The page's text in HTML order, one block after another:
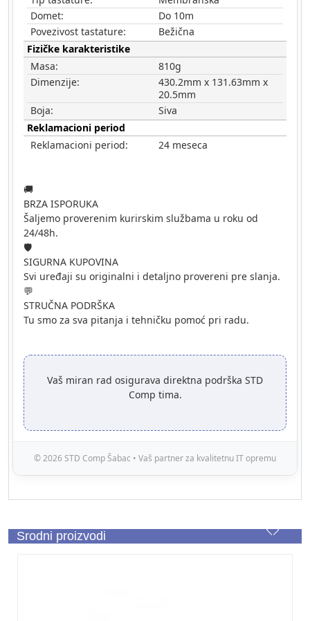
Domet:
Do 10m
Povezivost tastature:
Bežična
Fizičke karakteristike
Masa:
810g
Dimenzije:
430.2mm x 131.63mm x
20.5mm
Boja:
Siva
Reklamacioni period
Reklamacioni period:
24 meseca
🚚
BRZA ISPORUKA
Šaljemo proverenim kurirskim službama u roku od
24/48h.
🛡️
SIGURNA KUPOVINA
Svi uređaji su originalni i detaljno provereni pre slanja.
💬
STRUČNA PODRŠKA
Tu smo za sva pitanja i tehničku pomoć pri radu.
Vaš miran rad osigurava direktna podrška STD
Comp tima.
© 2026 STD Comp Šabac • Vaš partner za kvalitetnu IT opremu
Srodni proizvodi